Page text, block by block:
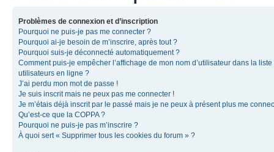
Problèmes de connexion et d’inscription
Pourquoi ne puis-je pas me connecter ?
Pourquoi ai-je besoin de m’inscrire, après tout ?
Pourquoi suis-je déconnecté automatiquement ?
Comment puis-je empêcher l’affichage de mon nom d’utilisateur dans la liste
utilisateurs en ligne ?
J’ai perdu mon mot de passe !
Je suis inscrit mais ne peux pas me connecter !
Je m’étais déjà inscrit par le passé mais je ne peux à présent plus me
Qu’est-ce que la COPPA ?
Pourquoi ne puis-je pas m’inscrire ?
À quoi sert « Supprimer tous les cookies du forum » ?